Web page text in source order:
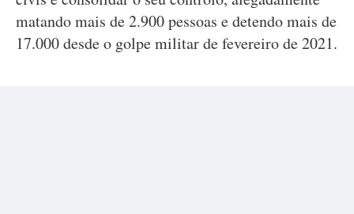
matando mais de 2.900 pessoas e detendo mais de
17.000 desde o golpe militar de fevereiro de 2021.